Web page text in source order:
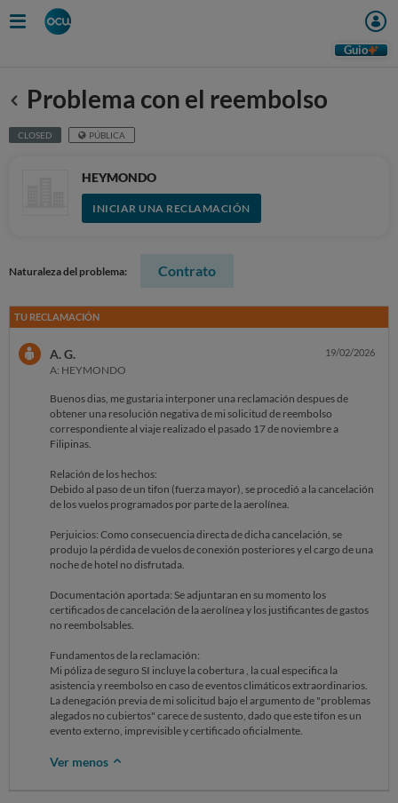
Guio
Anterior
Problema con el reembolso
CLOSED PÚBLICA
HEYMONDO
INICIAR UNA RECLAMACIÓN
Naturaleza del problema: Contrato
TU RECLAMACIÓN
A. G.
A: HEYMONDO
19/02/2026
Buenos dias, me gustaria interponer una reclamación despues de
obtener una resolución negativa de mi solicitud de reembolso
correspondiente al viaje realizado el pasado 17 de noviembre a
Filipinas.
​Relación de los hechos:
​Debido al paso de un tifon (fuerza mayor), se procedió a la cancelación
de los vuelos programados por parte de la aerolínea.
​Perjuicios: Como consecuencia directa de dicha cancelación, se
produjo la pérdida de vuelos de conexión posteriores y el cargo de una
noche de hotel no disfrutada.
​Documentación aportada: Se adjuntaran en su momento los
certificados de cancelación de la aerolínea y los justificantes de gastos
no reembolsables.
​Fundamentos de la reclamación:
Mi póliza de seguro SI incluye la cobertura , la cual especifica la
asistencia y reembolso en caso de eventos climáticos extraordinarios.
La denegación previa de mi solicitud bajo el argumento de "problemas
alegados no cubiertos" carece de sustento, dado que este tifon es un
evento externo, imprevisible y certificado oficialmente.
Ver menos